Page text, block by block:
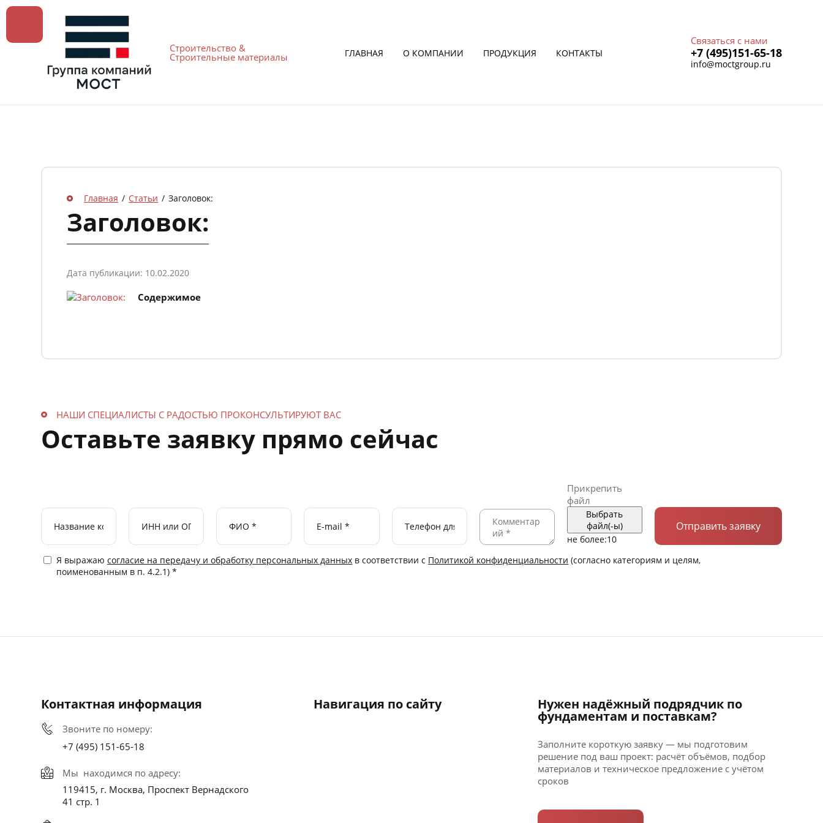
Строительство &
Cтроительные материалы ГЛАВНАЯ О КОМПАНИИ ПРОДУКЦИЯ КОНТАКТЫ
Связаться с нами
+7 (495)151-65-18
info@moctgroup.ru
Главная / Статьи / Заголовок:
Заголовок:
Дата публикации: 10.02.2020
Содержимое
НАШИ СПЕЦИАЛИСТЫ С РАДОСТЬЮ ПРОКОНСУЛЬТИРУЮТ ВАС
Оставьте заявку прямо сейчас
Прикрепить
файл
Выбрать
файл(-ы)
не более:10
Отправить заявку
Я выражаюсогласие на передачу и обработку персональных данных в соответствии с Политикой конфиденциальности (согласно категориям и целям,
поименованным в п. 4.2.1) *
Контактная информация
Звоните по номеру:
+7 (495) 151-65-18
Мы находимся по адресу:
119415, г. Москва, Проспект Вернадского
41 стр. 1
Нужен надёжный подрядчик по
фундаментам и поставкам?
Заполните короткую заявку — мы подготовим
решение под ваш проект: расчёт объёмов, подбор
материалов и техническое предложение с учётом
сроков
Навигация по сайту